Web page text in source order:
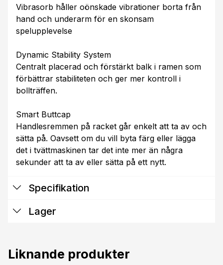
Vibrasorb håller oönskade vibrationer borta från
hand och underarm för en skonsam
spelupplevelse
Dynamic Stability System
Centralt placerad och förstärkt balk i ramen som
förbättrar stabiliteten och ger mer kontroll i
bollträffen.
Smart Buttcap
Handlesremmen på racket går enkelt att ta av och
sätta på. Oavsett om du vill byta färg eller lägga
det i tvättmaskinen tar det inte mer än några
sekunder att ta av eller sätta på ett nytt.
Specifikation
Lager
Liknande produkter